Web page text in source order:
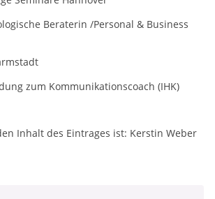
Beraterin /Personal & Business
Kommunikationscoach (IHK)
Inhalt des Eintrages ist: Kerstin Weber